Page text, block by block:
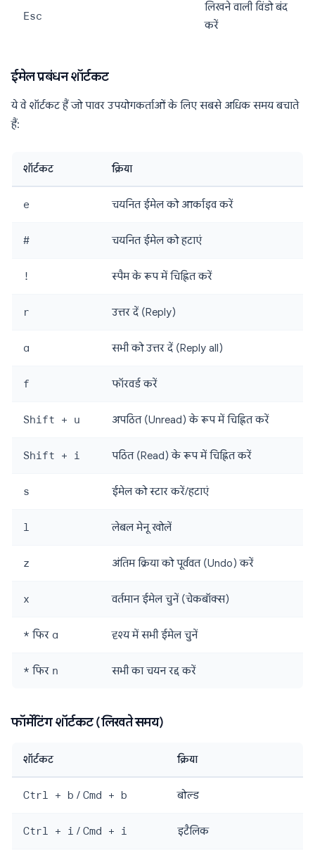
Esc
लिखने वाली विंडो बंद
करें
ईमेल प्रबंधन शॉर्टकट
ये वे शॉर्टकट हैं जो पावर उपयोगकर्ताओं के लिए सबसे अधिक समय बचाते
हैं:
शॉर्टकट क्रिया
e चयनित ईमेल को आर्काइव करें
# चयनित ईमेल को हटाएं
! स्पैम के रूप में चिह्नित करें
r उत्तर दें (Reply)
a सभी को उत्तर दें (Reply all)
f फॉरवर्ड करें
Shift + u अपठित (Unread) के रूप में चिह्नित करें
Shift + i पठित (Read) के रूप में चिह्नित करें
s ईमेल को स्टार करें/हटाएं
l लेबल मेनू खोलें
z अंतिम क्रिया को पूर्ववत (Undo) करें
x वर्तमान ईमेल चुनें (चेकबॉक्स)
* फिर a दृश्य में सभी ईमेल चुनें
* फिर n सभी का चयन रद्द करें
फॉर्मेटिंग शॉर्टकट (लिखते समय)
शॉर्टकट क्रिया
Ctrl + b / Cmd + b बोल्ड
Ctrl + i / Cmd + i इटैलिक